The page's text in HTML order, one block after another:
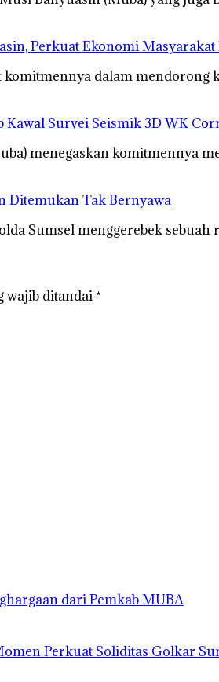
Perkuat Ekonomi Masyarakat
dalam
Kawal Survei Seismik 3D WK
menegaskan komitmennya
Ditemukan Tak Bernyawa
Sumsel menggerebek
wajib ditandai *
dari Pemkab MUBA
Perkuat Soliditas Golkar